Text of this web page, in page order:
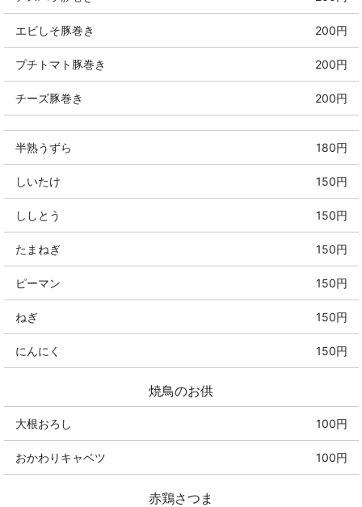
エビしそ豚巻き 200円
プチトマト豚巻き 200円
チーズ豚巻き 200円
半熟うずら 180円
しいたけ 150円
ししとう 150円
たまねぎ 150円
ピーマン 150円
ねぎ 150円
にんにく 150円
焼鳥のお供
大根おろし 100円
おかわりキャベツ 100円
赤鶏さつま